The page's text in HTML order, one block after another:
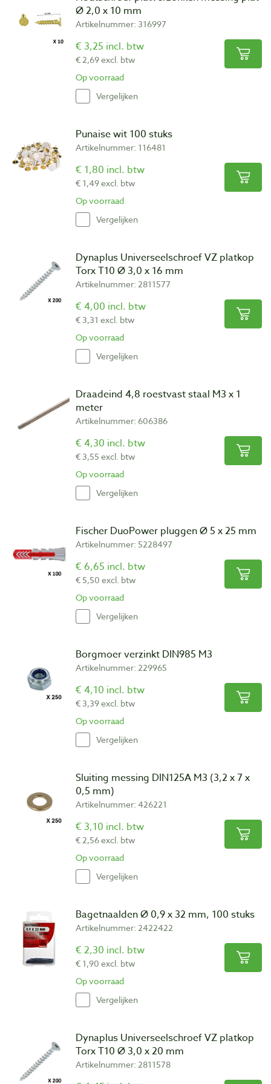
Ø 2,0 x 10 mm
Artikelnummer: 316997
€ 3,25 incl. btw
€ 2,69 excl. btw
Op voorraad
Vergelijken
Punaise wit 100 stuks
Artikelnummer: 116481
€ 1,80 incl. btw
€ 1,49 excl. btw
Op voorraad
Vergelijken
Dynaplus Universeelschroef VZ platkop
Torx T10 Ø 3,0 x 16 mm
Artikelnummer: 2811577
€ 4,00 incl. btw
€ 3,31 excl. btw
Op voorraad
Vergelijken
Draadeind 4,8 roestvast staal M3 x 1
meter
Artikelnummer: 606386
€ 4,30 incl. btw
€ 3,55 excl. btw
Op voorraad
Vergelijken
Fischer DuoPower pluggen Ø 5 x 25 mm
Artikelnummer: 5228497
€ 6,65 incl. btw
€ 5,50 excl. btw
Op voorraad
Vergelijken
Borgmoer verzinkt DIN985 M3
Artikelnummer: 229965
€ 4,10 incl. btw
€ 3,39 excl. btw
Op voorraad
Vergelijken
Sluiting messing DIN125A M3 (3,2 x 7 x
0,5 mm)
Artikelnummer: 426221
€ 3,10 incl. btw
€ 2,56 excl. btw
Op voorraad
Vergelijken
Bagetnaalden Ø 0,9 x 32 mm, 100 stuks
Artikelnummer: 2422422
€ 2,30 incl. btw
€ 1,90 excl. btw
Op voorraad
Vergelijken
Dynaplus Universeelschroef VZ platkop
Torx T10 Ø 3,0 x 20 mm
Artikelnummer: 2811578